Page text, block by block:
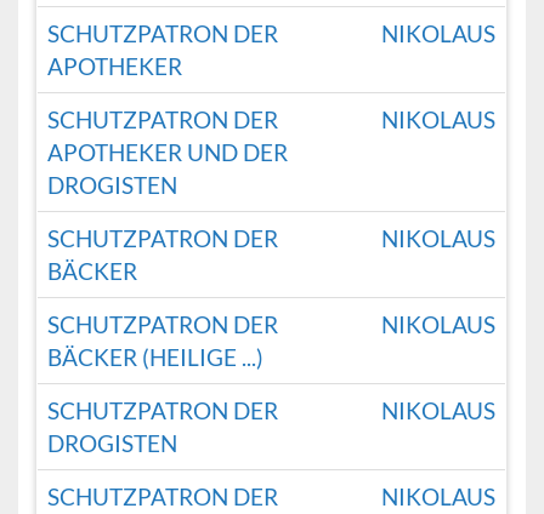
SCHUTZPATRON DER
APOTHEKER
NIKOLAUS
SCHUTZPATRON DER
APOTHEKER UND DER
DROGISTEN
NIKOLAUS
SCHUTZPATRON DER
BÄCKER
NIKOLAUS
SCHUTZPATRON DER
BÄCKER (HEILIGE ...)
NIKOLAUS
SCHUTZPATRON DER
DROGISTEN
NIKOLAUS
SCHUTZPATRON DER
NIKOLAUS